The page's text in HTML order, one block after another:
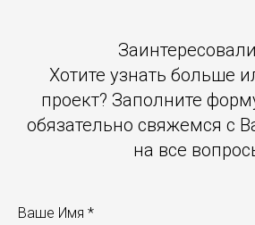
Хотите узнать больше
проект? Заполните
обязательно свяжемся с
на все
Ваше Имя *